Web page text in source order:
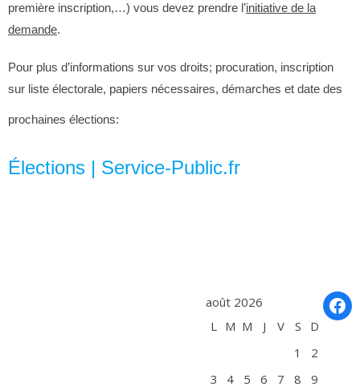
première inscription,…) vous devez prendre l’initiative de la
demande.
Pour plus d’informations sur vos droits; procuration, inscription
sur liste électorale, papiers nécessaires, démarches et date des
prochaines élections:
Élections | Service-Public.fr
août 2026
L M M J V S
D
1
2
3
4 5 6 7 8 9